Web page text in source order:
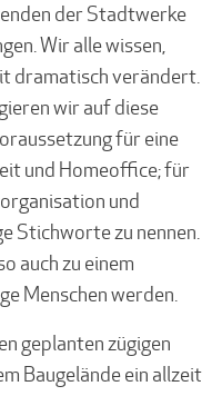
der Stadtwerke
Wir alle wissen,
dramatisch verändert.
wir auf diese
für eine
und Homeoffice; für
und
Stichworte zu nennen.
auch zu einem
Menschen werden.
geplanten zügigen
Baugelände ein allzeit